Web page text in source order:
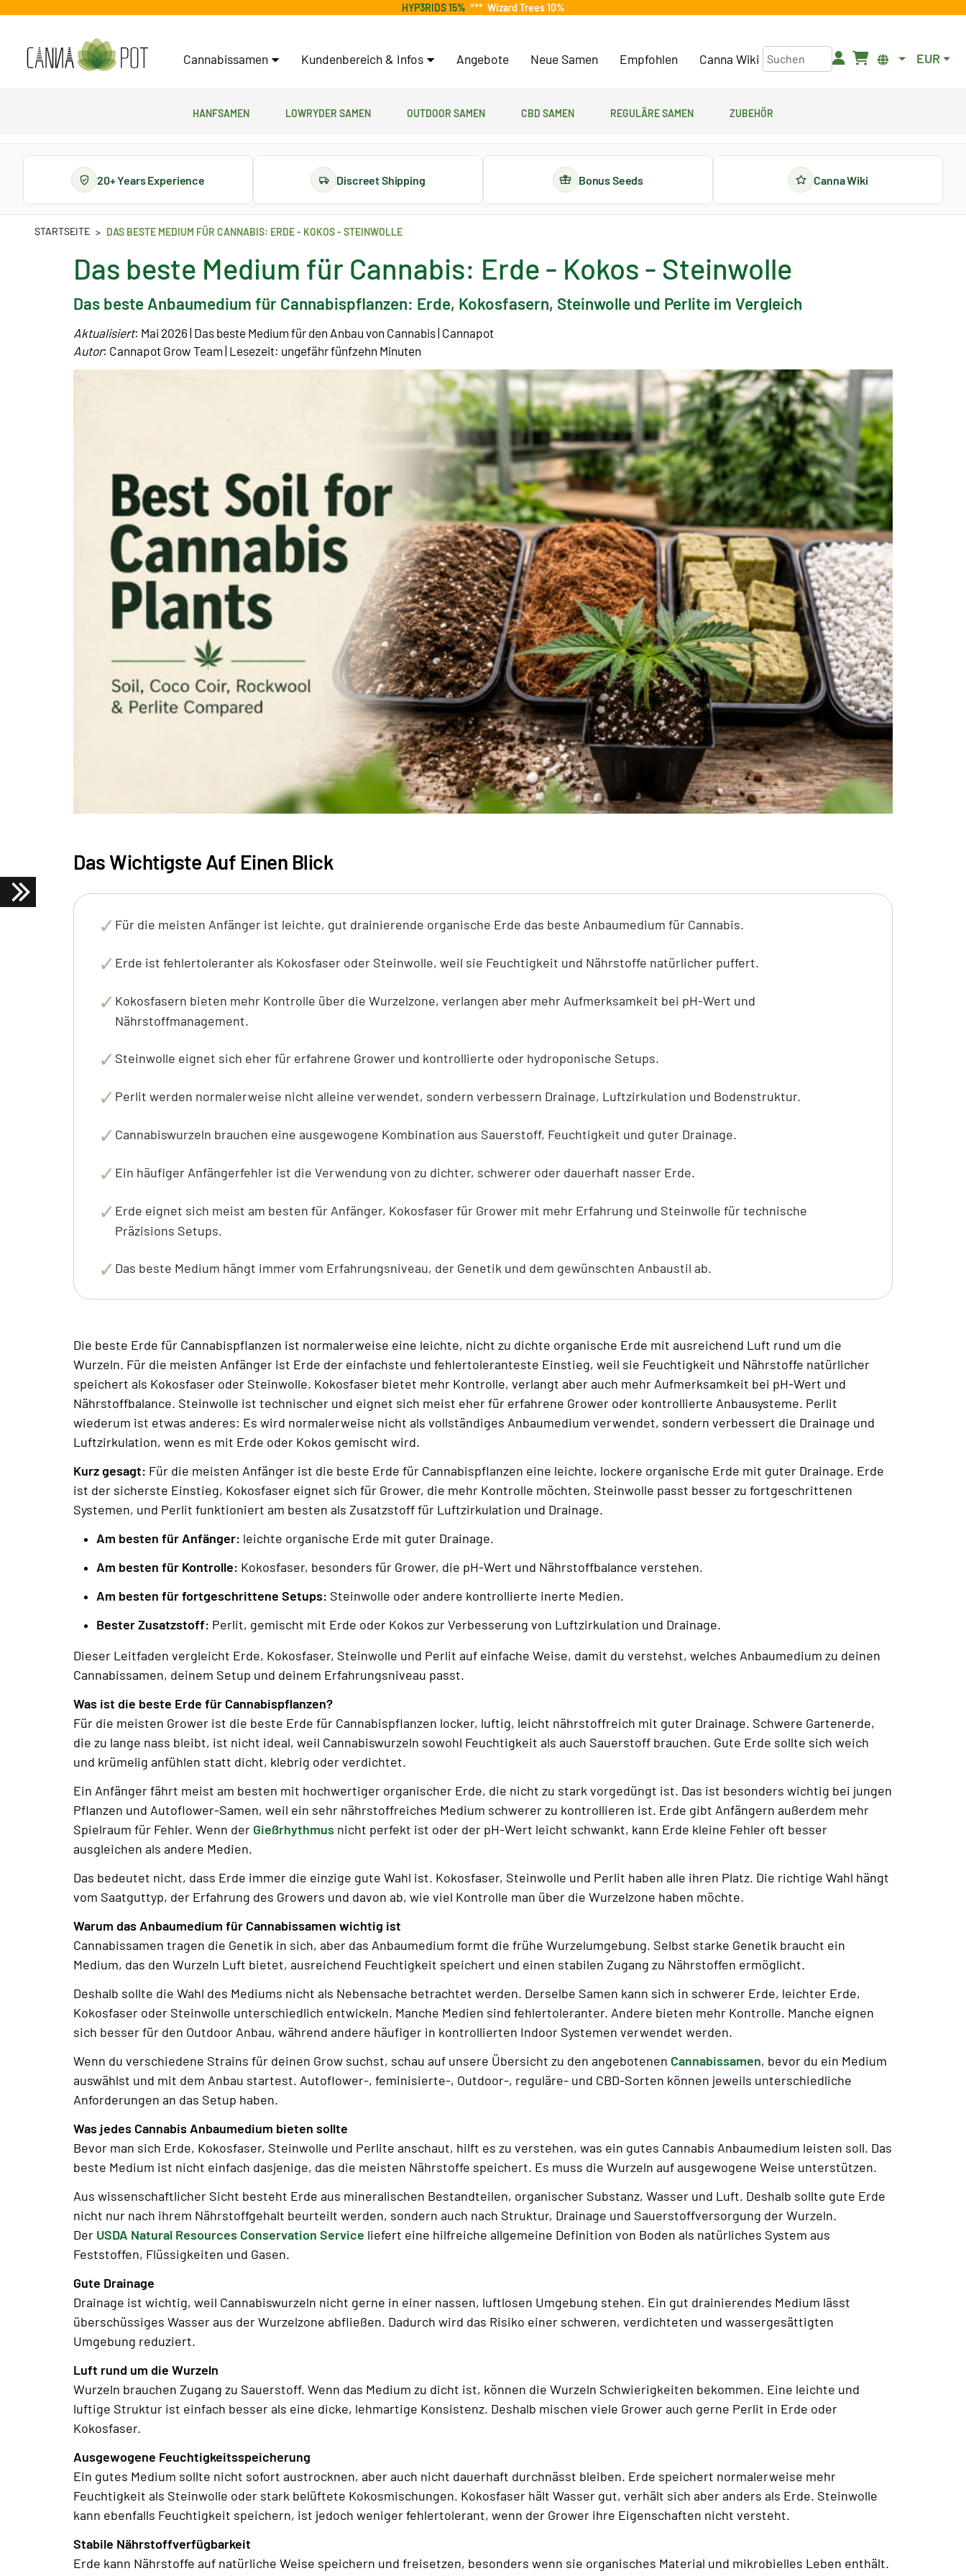
HYP3RIDS 15% *** Wizard Trees 10%
Cannabissamen Kundenbereich & Infos Angebote Neue Samen Empfohlen Canna Wiki EUR
Hanfsamen Lowryder Samen Outdoor Samen CBD Samen Reguläre Samen Zubehör
20+ Years Experience Discreet Shipping Bonus Seeds Canna Wiki
STARTSEITE DAS BESTE MEDIUM FÜR CANNABIS: ERDE - KOKOS - STEINWOLLE
Das beste Medium für Cannabis: Erde - Kokos - Steinwolle
Das beste Anbaumedium für Cannabispflanzen: Erde, Kokosfasern, Steinwolle und Perlite im Vergleich
Aktualisiert: Mai 2026 | Das beste Medium für den Anbau von Cannabis | Cannapot
Autor: Cannapot Grow Team | Lesezeit: ungefähr fünfzehn Minuten
Das Wichtigste Auf Einen Blick
✓ Für die meisten Anfänger ist leichte, gut drainierende organische Erde das beste Anbaumedium für Cannabis.
✓ Erde ist fehlertoleranter als Kokosfaser oder Steinwolle, weil sie Feuchtigkeit und Nährstoffe natürlicher puffert.
✓ Kokosfasern bieten mehr Kontrolle über die Wurzelzone, verlangen aber mehr Aufmerksamkeit bei pH-Wert und
Nährstoffmanagement.
✓ Steinwolle eignet sich eher für erfahrene Grower und kontrollierte oder hydroponische Setups.
✓ Perlit werden normalerweise nicht alleine verwendet, sondern verbessern Drainage, Luftzirkulation und Bodenstruktur.
✓ Cannabiswurzeln brauchen eine ausgewogene Kombination aus Sauerstoff, Feuchtigkeit und guter Drainage.
✓ Ein häufiger Anfängerfehler ist die Verwendung von zu dichter, schwerer oder dauerhaft nasser Erde.
✓ Erde eignet sich meist am besten für Anfänger, Kokosfaser für Grower mit mehr Erfahrung und Steinwolle für technische
Präzisions Setups.
✓ Das beste Medium hängt immer vom Erfahrungsniveau, der Genetik und dem gewünschten Anbaustil ab.
Die beste Erde für Cannabispflanzen ist normalerweise eine leichte, nicht zu dichte organische Erde mit ausreichend Luft rund um die
Wurzeln. Für die meisten Anfänger ist Erde der einfachste und fehlertoleranteste Einstieg, weil sie Feuchtigkeit und Nährstoffe natürlicher
speichert als Kokosfaser oder Steinwolle. Kokosfaser bietet mehr Kontrolle, verlangt aber auch mehr Aufmerksamkeit bei pH-Wert und
Nährstoffbalance. Steinwolle ist technischer und eignet sich meist eher für erfahrene Grower oder kontrollierte Anbausysteme. Perlit
wiederum ist etwas anderes: Es wird normalerweise nicht als vollständiges Anbaumedium verwendet, sondern verbessert die Drainage und
Luftzirkulation, wenn es mit Erde oder Kokos gemischt wird.
Kurz gesagt: Für die meisten Anfänger ist die beste Erde für Cannabispflanzen eine leichte, lockere organische Erde mit guter Drainage. Erde
ist der sicherste Einstieg, Kokosfaser eignet sich für Grower, die mehr Kontrolle möchten, Steinwolle passt besser zu fortgeschrittenen
Systemen, und Perlit funktioniert am besten als Zusatzstoff für Luftzirkulation und Drainage.
Am besten für Anfänger: leichte organische Erde mit guter Drainage.
Am besten für Kontrolle: Kokosfaser, besonders für Grower, die pH-Wert und Nährstoffbalance verstehen.
Am besten für fortgeschrittene Setups: Steinwolle oder andere kontrollierte inerte Medien.
Bester Zusatzstoff: Perlit, gemischt mit Erde oder Kokos zur Verbesserung von Luftzirkulation und Drainage.
Dieser Leitfaden vergleicht Erde, Kokosfaser, Steinwolle und Perlit auf einfache Weise, damit du verstehst, welches Anbaumedium zu deinen
Cannabissamen, deinem Setup und deinem Erfahrungsniveau passt.
Was ist die beste Erde für Cannabispflanzen?
Für die meisten Grower ist die beste Erde für Cannabispflanzen locker, luftig, leicht nährstoffreich mit guter Drainage. Schwere Gartenerde,
die zu lange nass bleibt, ist nicht ideal, weil Cannabiswurzeln sowohl Feuchtigkeit als auch Sauerstoff brauchen. Gute Erde sollte sich weich
und krümelig anfühlen statt dicht, klebrig oder verdichtet.
Ein Anfänger fährt meist am besten mit hochwertiger organischer Erde, die nicht zu stark vorgedüngt ist. Das ist besonders wichtig bei jungen
Pflanzen und Autoflower-Samen, weil ein sehr nährstoffreiches Medium schwerer zu kontrollieren ist. Erde gibt Anfängern außerdem mehr
Spielraum für Fehler. Wenn der Gießrhythmus nicht perfekt ist oder der pH-Wert leicht schwankt, kann Erde kleine Fehler oft besser
ausgleichen als andere Medien.
Das bedeutet nicht, dass Erde immer die einzige gute Wahl ist. Kokosfaser, Steinwolle und Perlit haben alle ihren Platz. Die richtige Wahl hängt
vom Saatguttyp, der Erfahrung des Growers und davon ab, wie viel Kontrolle man über die Wurzelzone haben möchte.
Warum das Anbaumedium für Cannabissamen wichtig ist
Cannabissamen tragen die Genetik in sich, aber das Anbaumedium formt die frühe Wurzelumgebung. Selbst starke Genetik braucht ein
Medium, das den Wurzeln Luft bietet, ausreichend Feuchtigkeit speichert und einen stabilen Zugang zu Nährstoffen ermöglicht.
Deshalb sollte die Wahl des Mediums nicht als Nebensache betrachtet werden. Derselbe Samen kann sich in schwerer Erde, leichter Erde,
Kokosfaser oder Steinwolle unterschiedlich entwickeln. Manche Medien sind fehlertoleranter. Andere bieten mehr Kontrolle. Manche eignen
sich besser für den Outdoor Anbau, während andere häufiger in kontrollierten Indoor Systemen verwendet werden.
Wenn du verschiedene Strains für deinen Grow suchst, schau auf unsere Übersicht zu den angebotenen Cannabissamen, bevor du ein Medium
auswählst und mit dem Anbau startest. Autoflower-, feminisierte-, Outdoor-, reguläre- und CBD-Sorten können jeweils unterschiedliche
Anforderungen an das Setup haben.
Was jedes Cannabis Anbaumedium bieten sollte
Bevor man sich Erde, Kokosfaser, Steinwolle und Perlite anschaut, hilft es zu verstehen, was ein gutes Cannabis Anbaumedium leisten soll. Das
beste Medium ist nicht einfach dasjenige, das die meisten Nährstoffe speichert. Es muss die Wurzeln auf ausgewogene Weise unterstützen.
Aus wissenschaftlicher Sicht besteht Erde aus mineralischen Bestandteilen, organischer Substanz, Wasser und Luft. Deshalb sollte gute Erde
nicht nur nach ihrem Nährstoffgehalt beurteilt werden, sondern auch nach Struktur, Drainage und Sauerstoffversorgung der Wurzeln.
Der USDA Natural Resources Conservation Service liefert eine hilfreiche allgemeine Definition von Boden als natürliches System aus
Feststoffen, Flüssigkeiten und Gasen.
Gute Drainage
Drainage ist wichtig, weil Cannabiswurzeln nicht gerne in einer nassen, luftlosen Umgebung stehen. Ein gut drainierendes Medium lässt
überschüssiges Wasser aus der Wurzelzone abfließen. Dadurch wird das Risiko einer schweren, verdichteten und wassergesättigten
Umgebung reduziert.
Luft rund um die Wurzeln
Wurzeln brauchen Zugang zu Sauerstoff. Wenn das Medium zu dicht ist, können die Wurzeln Schwierigkeiten bekommen. Eine leichte und
luftige Struktur ist einfach besser als eine dicke, lehmartige Konsistenz. Deshalb mischen viele Grower auch gerne Perlit in Erde oder
Kokosfaser.
Ausgewogene Feuchtigkeitsspeicherung
Ein gutes Medium sollte nicht sofort austrocknen, aber auch nicht dauerhaft durchnässt bleiben. Erde speichert normalerweise mehr
Feuchtigkeit als Steinwolle oder stark belüftete Kokosmischungen. Kokosfaser hält Wasser gut, verhält sich aber anders als Erde. Steinwolle
kann ebenfalls Feuchtigkeit speichern, ist jedoch weniger fehlertolerant, wenn der Grower ihre Eigenschaften nicht versteht.
Stabile Nährstoffverfügbarkeit
Erde kann Nährstoffe auf natürliche Weise speichern und freisetzen, besonders wenn sie organisches Material und mikrobielles Leben enthält.